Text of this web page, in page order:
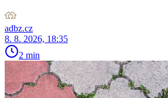
adbz.cz
8. 8. 2026, 18:35
2 min